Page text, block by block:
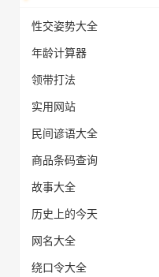
性交姿势大全
年龄计算器
领带打法
实用网站
民间谚语大全
商品条码查询
故事大全
历史上的今天
网名大全
绕口令大全